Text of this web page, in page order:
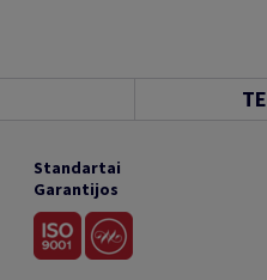
Standartai
Garantijos